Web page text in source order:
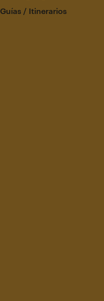
Guías / Itinerarios